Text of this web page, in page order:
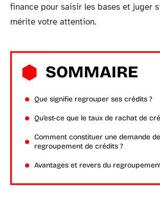
finance pour saisir les bases et juger
mérite votre attention.
SOMMAIRE
Que signifie regrouper ses crédits ?
Qu’est-ce que le taux de rachat de
Comment constituer une demande de
regroupement de crédits ?
Avantages et revers du